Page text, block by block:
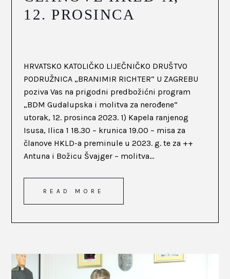
12. PROSINCA
HRVATSKO KATOLIČKO LIJEČNIČKO DRUŠTVO
PODRUŽNICA „BRANIMIR RICHTER“ U ZAGREBU
poziva Vas na prigodni predbožićni program
„BDM Gudalupska i molitva za nerođene“
utorak, 12. prosinca 2023. 1) Kapela ranjenog
Isusa, Ilica 1 18.30 – krunica 19.00 – misa za
članove HKLD-a preminule u 2023. g. te za ++
Antuna i Božicu Švajger – molitva...
READ MORE